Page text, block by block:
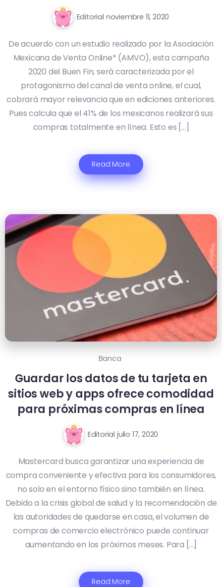
Editorial noviembre 11, 2020
De acuerdo con un estudio realizado por la Asociación
Mexicana de Venta Online* (AMVO), esta campaña
2020 del Buen Fin, será caracterizada por el
protagonismo del canal de venta online, el cual,
cobrará mayor relevancia que en ediciones anteriores.
Pues calcula que el 41% de los mexicanos realizará sus
compras totalmente en línea. Esto es […]
Read More
Banca
Guardar los datos de tu tarjeta en
sitios web y apps ofrece comodidad
para próximas compras en línea
Editorial julio 17, 2020
Mastercard busca garantizar una experiencia de
compra conveniente y efectiva para los consumidores,
no solo en el entorno físico sino también en línea.
Debido a la crisis global de salud y la recomendación de
las autoridades de quedarse en casa, el volumen de
compras de comercio electrónico puede continuar
aumentando en los próximos meses. Para […]
Read More